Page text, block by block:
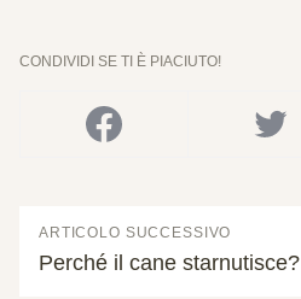
CONDIVIDI SE TI È PIACIUTO!
ARTICOLO SUCCESSIVO
Perché il cane starnutisce?